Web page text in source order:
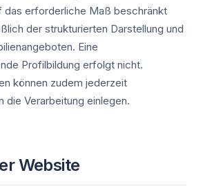
das erforderliche Maß beschränkt
der strukturierten Darstellung und
Eine
Profilbildung erfolgt nicht.
können zudem jederzeit
die Verarbeitung einlegen.
Website